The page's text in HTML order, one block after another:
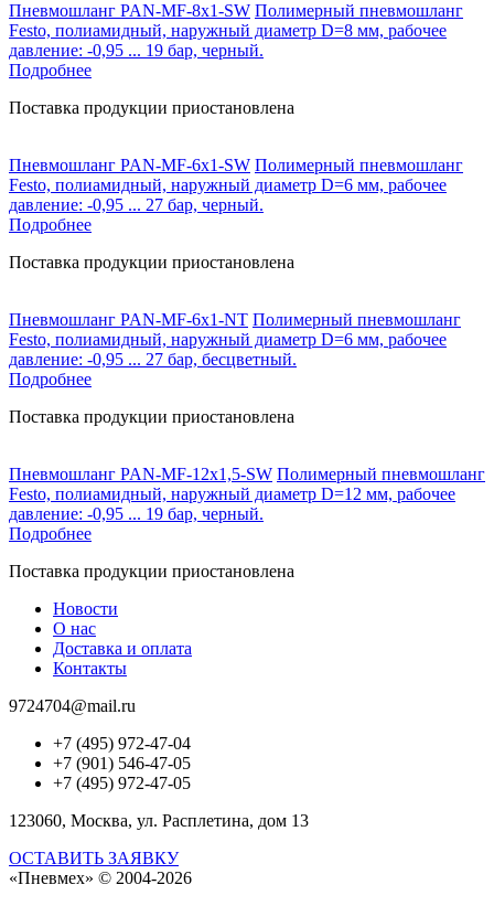
Пневмошланг PAN-MF-8х1-SW Полимерный пневмошланг
Festo, полиамидный, наружный диаметр D=8 мм, рабочее
давление: -0,95 ... 19 бар, черный.
Подробнее
Поставка продукции приостановлена
Пневмошланг PAN-MF-6х1-SW Полимерный пневмошланг
Festo, полиамидный, наружный диаметр D=6 мм, рабочее
давление: -0,95 ... 27 бар, черный.
Подробнее
Поставка продукции приостановлена
Пневмошланг PAN-MF-6х1-NT Полимерный пневмошланг
Festo, полиамидный, наружный диаметр D=6 мм, рабочее
давление: -0,95 ... 27 бар, бесцветный.
Подробнее
Поставка продукции приостановлена
Пневмошланг PAN-MF-12x1,5-SW Полимерный пневмошланг
Festo, полиамидный, наружный диаметр D=12 мм, рабочее
давление: -0,95 ... 19 бар, черный.
Подробнее
Поставка продукции приостановлена
Новости
О нас
Доставка и оплата
Контакты
9724704@mail.ru
+7 (495) 972-47-04
+7 (901) 546-47-05
+7 (495) 972-47-05
123060, Москва, ул. Расплетина, дом 13
ОСТАВИТЬ ЗАЯВКУ
«Пневмех» © 2004-2026